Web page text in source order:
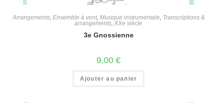
Arrangements, Ensemble à vent, Musique instrumentale Transcriptions &
arrangements XXe siècle
3e Gnossienne
9,00 €
Ajouter au panier